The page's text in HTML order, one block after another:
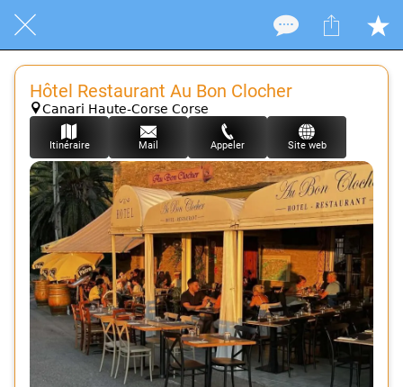
Hôtel Restaurant Au Bon Clocher
Canari Haute-Corse Corse
Itinéraire Mail Appeler Site web